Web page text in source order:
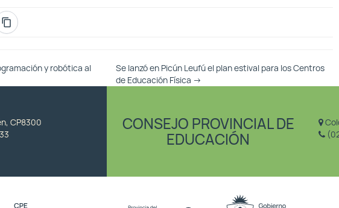
y robótica al
Se lanzó en Picún Leufú el plan estival para los Centros
de Educación Física →
CP8300
CONSEJO PROVINCIAL DE
EDUCACIÓN